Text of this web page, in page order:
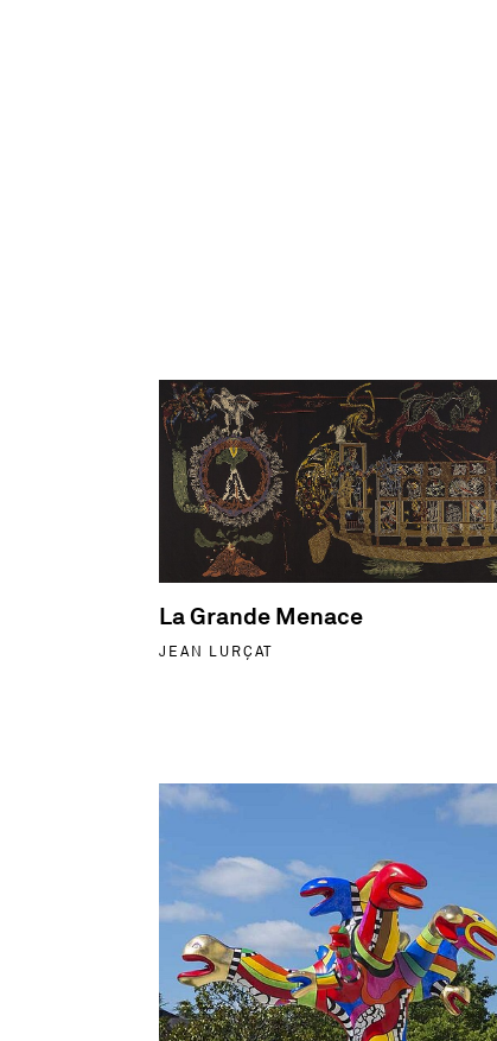
La Grande Menace
JEAN LURÇAT
En savoir plus sur La Grande Menace
En savoir plus sur L'Arbre-serpents -